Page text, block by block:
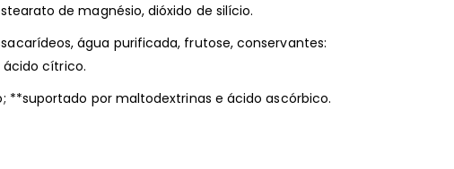
de magnésio, dióxido de silício.
água purificada, frutose, conservantes:
ácido cítrico.
**suportado por maltodextrinas e ácido ascórbico.